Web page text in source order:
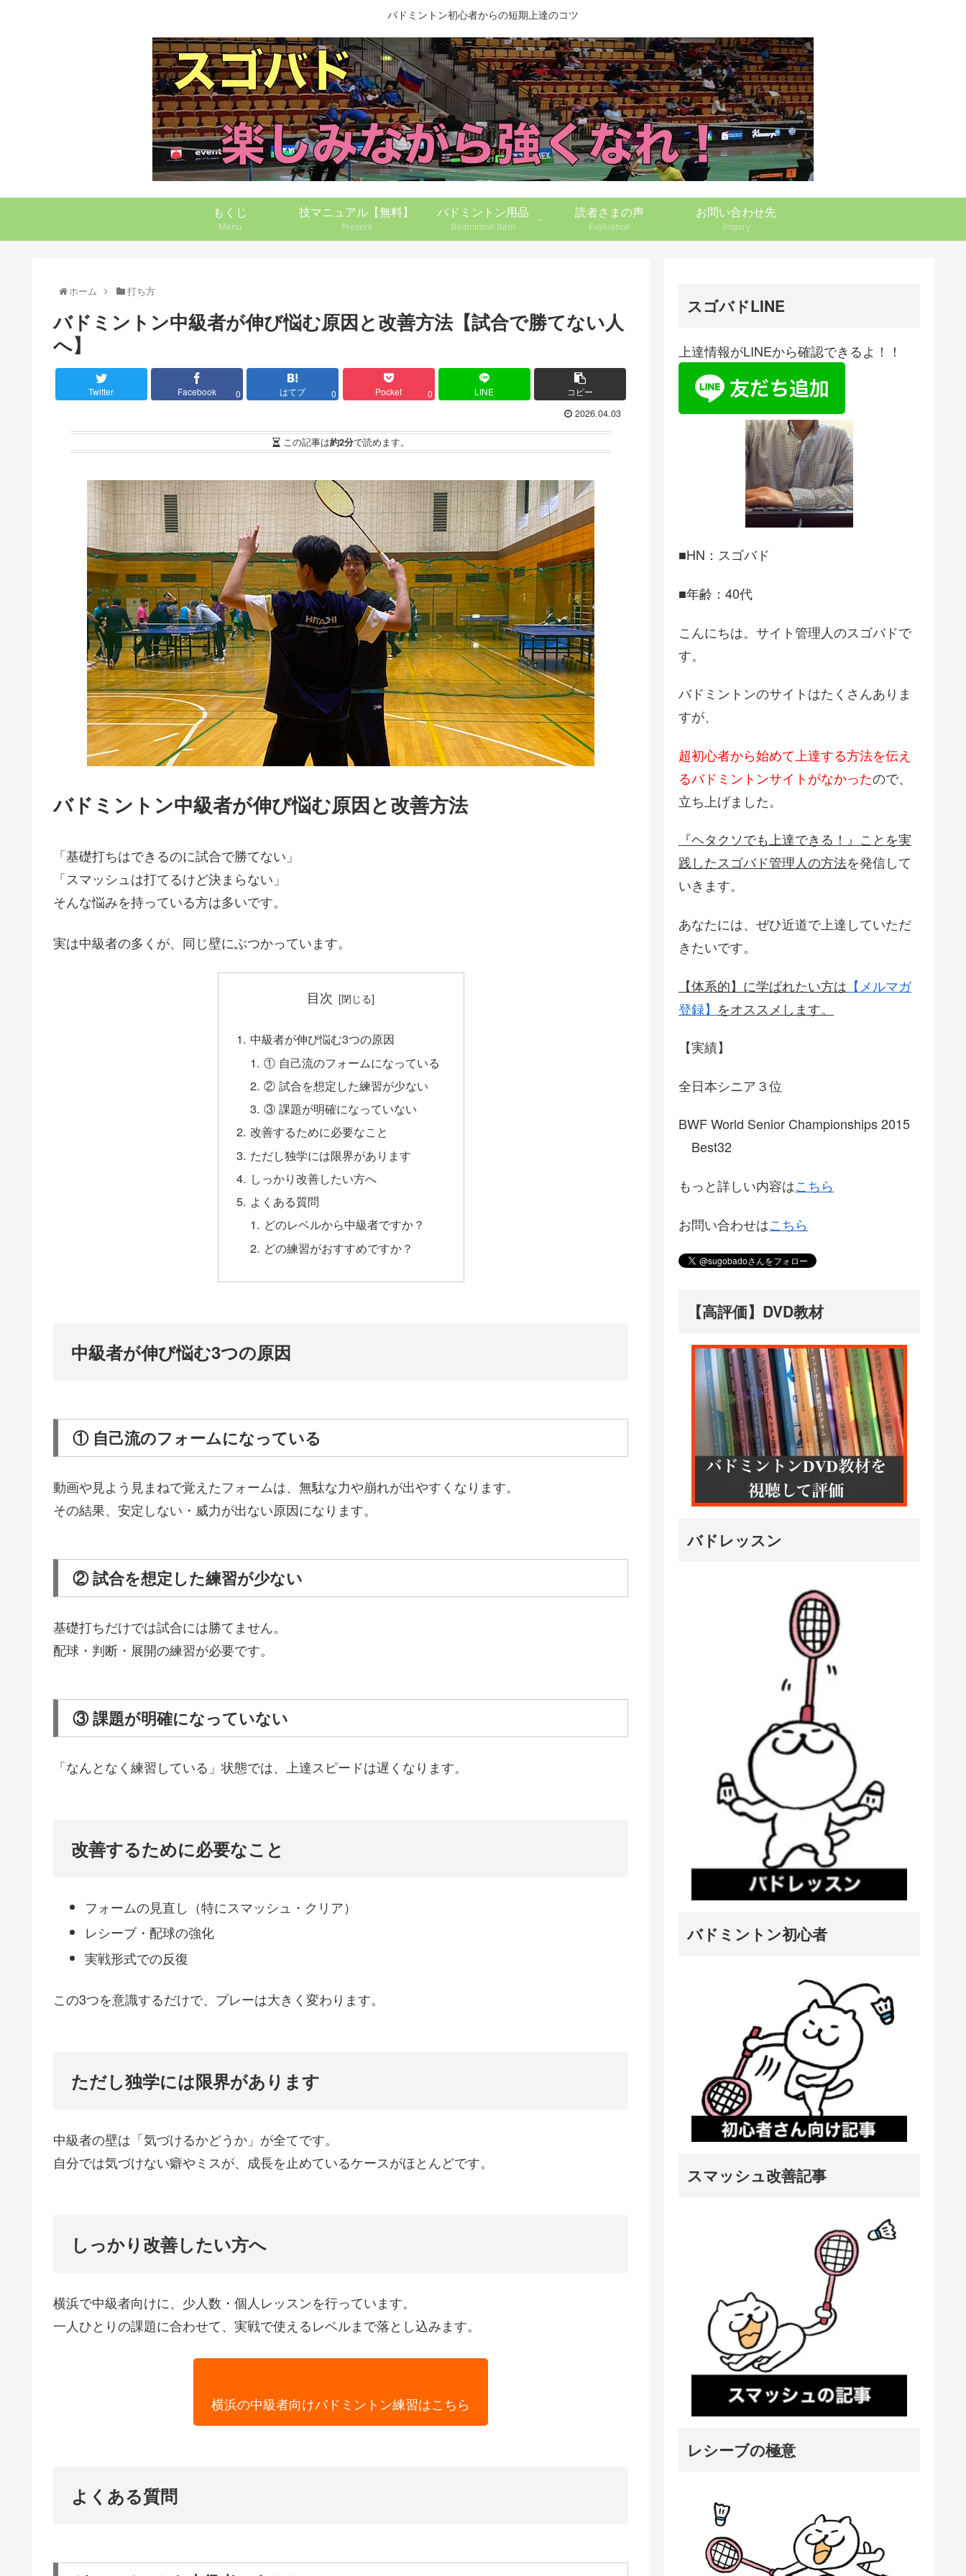
バドミントン初心者からの短期上達のコツ
もくじ
Menu
技マニュアル【無料】
Present
バドミントン用品
Badminton Item
読者さまの声
Evaluation
お問い合わせ先
Inquiry
ホーム 打ち方
バドミントン中級者が伸び悩む原因と改善方法【試合で勝てない人
へ】
Twitter Facebook 0 はてブ 0 Pocket 0 LINE コピー
2026.04.03
この記事は約2分で読めます。
バドミントン中級者が伸び悩む原因と改善方法
「基礎打ちはできるのに試合で勝てない」
「スマッシュは打てるけど決まらない」
そんな悩みを持っている方は多いです。
実は中級者の多くが、同じ壁にぶつかっています。
目次
中級者が伸び悩む3つの原因
① 自己流のフォームになっている
② 試合を想定した練習が少ない
③ 課題が明確になっていない
改善するために必要なこと
ただし独学には限界があります
しっかり改善したい方へ
よくある質問
どのレベルから中級者ですか？
どの練習がおすすめですか？
中級者が伸び悩む3つの原因
① 自己流のフォームになっている
動画や見よう見まねで覚えたフォームは、無駄な力や崩れが出やすくなります。
その結果、安定しない・威力が出ない原因になります。
② 試合を想定した練習が少ない
基礎打ちだけでは試合には勝てません。
配球・判断・展開の練習が必要です。
③ 課題が明確になっていない
「なんとなく練習している」状態では、上達スピードは遅くなります。
改善するために必要なこと
フォームの見直し（特にスマッシュ・クリア）
レシーブ・配球の強化
実戦形式での反復
この3つを意識するだけで、プレーは大きく変わります。
ただし独学には限界があります
中級者の壁は「気づけるかどうか」が全てです。
自分では気づけない癖やミスが、成長を止めているケースがほとんどです。
しっかり改善したい方へ
横浜で中級者向けに、少人数・個人レッスンを行っています。
一人ひとりの課題に合わせて、実戦で使えるレベルまで落とし込みます。
横浜の中級者向けバドミントン練習はこちら
よくある質問
スゴバドLINE
上達情報がLINEから確認できるよ！！
■HN：スゴバド
■年齢：40代
こんにちは。サイト管理人のスゴバドで
す。
バドミントンのサイトはたくさんありま
すが、
超初心者から始めて上達する方法を伝え
るバドミントンサイトがなかったので、
立ち上げました。
『ヘタクソでも上達できる！』ことを実
践したスゴバド管理人の方法を発信して
いきます。
あなたには、ぜひ近道で上達していただ
きたいです。
【体系的】に学ばれたい方は 【メルマガ
登録】 をオススメします。
【実績】
全日本シニア３位
BWF World Senior Championships 2015
Best32
もっと詳しい内容はこちら
お問い合わせはこちら
【高評価】DVD教材
バドレッスン
バドミントン初心者
スマッシュ改善記事
レシーブの極意